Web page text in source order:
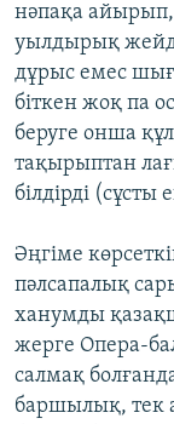
нәпақа айырып,
уылдырық
дұрыс емес
біткен жоқ па
беруге онша
тақырыптан
білдірді
Әңгіме
пәлсапалық
ханумды
жерге Опера-
салмақ
баршылық, тек